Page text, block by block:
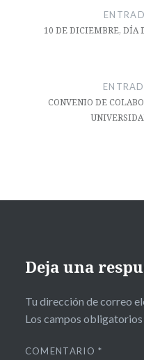
entradas10 DE DICIEMBRE, DÍA
CONVENIO DE
Deja una
Tu dirección de correo
Los campos
COMENTARIO*